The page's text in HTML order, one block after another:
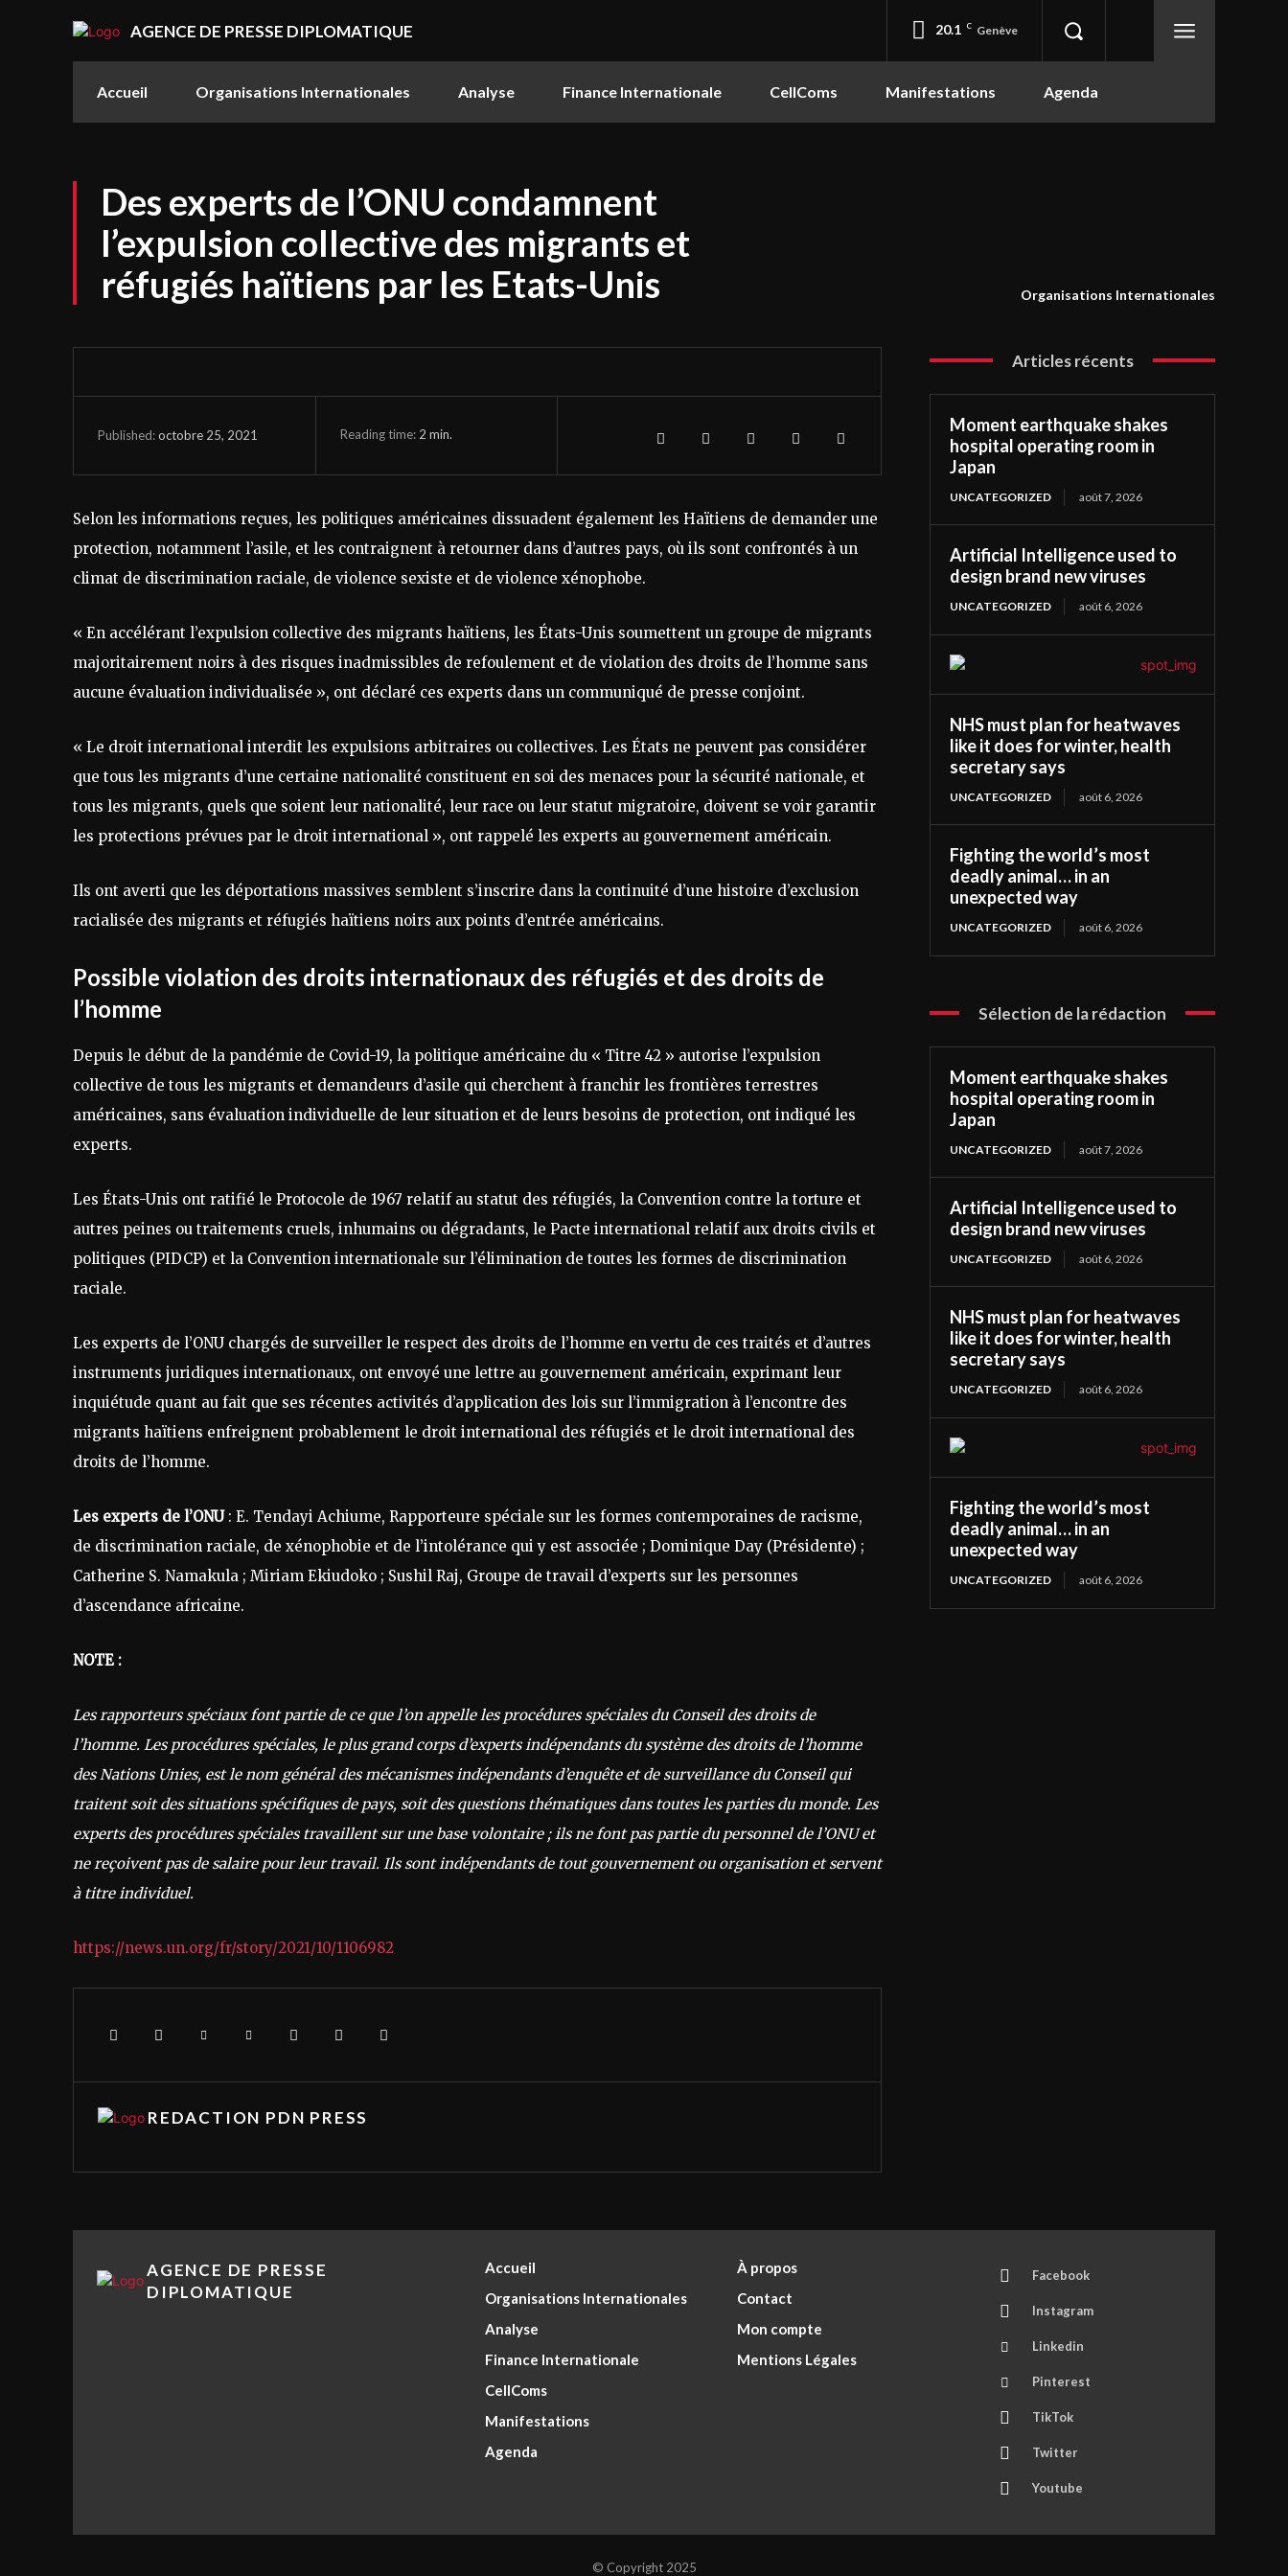
AGENCE DE PRESSE DIPLOMATIQUE 20.1 C Genève
Accueil Organisations Internationales Analyse Finance Internationale CellComs Manifestations Agenda
Des experts de l’ONU condamnent
l’expulsion collective des migrants et
réfugiés haïtiens par les Etats-Unis
Organisations Internationales
Published:octobre 25, 2021 Reading time: 2 min.
Selon les informations reçues, les politiques américaines dissuadent également les Haïtiens de demander une
protection, notamment l’asile, et les contraignent à retourner dans d’autres pays, où ils sont confrontés à un
climat de discrimination raciale, de violence sexiste et de violence xénophobe.
« En accélérant l’expulsion collective des migrants haïtiens, les États-Unis soumettent un groupe de migrants
majoritairement noirs à des risques inadmissibles de refoulement et de violation des droits de l’homme sans
aucune évaluation individualisée », ont déclaré ces experts dans un communiqué de presse conjoint.
« Le droit international interdit les expulsions arbitraires ou collectives. Les États ne peuvent pas considérer
que tous les migrants d’une certaine nationalité constituent en soi des menaces pour la sécurité nationale, et
tous les migrants, quels que soient leur nationalité, leur race ou leur statut migratoire, doivent se voir garantir
les protections prévues par le droit international », ont rappelé les experts au gouvernement américain.
Ils ont averti que les déportations massives semblent s’inscrire dans la continuité d’une histoire d’exclusion
racialisée des migrants et réfugiés haïtiens noirs aux points d’entrée américains.
Possible violation des droits internationaux des réfugiés et des droits de
l’homme
Depuis le début de la pandémie de Covid-19, la politique américaine du « Titre 42 » autorise l’expulsion
collective de tous les migrants et demandeurs d’asile qui cherchent à franchir les frontières terrestres
américaines, sans évaluation individuelle de leur situation et de leurs besoins de protection, ont indiqué les
experts.
Les États-Unis ont ratifié le Protocole de 1967 relatif au statut des réfugiés, la Convention contre la torture et
autres peines ou traitements cruels, inhumains ou dégradants, le Pacte international relatif aux droits civils et
politiques (PIDCP) et la Convention internationale sur l’élimination de toutes les formes de discrimination
raciale.
Les experts de l’ONU chargés de surveiller le respect des droits de l’homme en vertu de ces traités et d’autres
instruments juridiques internationaux, ont envoyé une lettre au gouvernement américain, exprimant leur
inquiétude quant au fait que ses récentes activités d’application des lois sur l’immigration à l’encontre des
migrants haïtiens enfreignent probablement le droit international des réfugiés et le droit international des
droits de l’homme.
Les experts de l’ONU : E. Tendayi Achiume, Rapporteure spéciale sur les formes contemporaines de racisme,
de discrimination raciale, de xénophobie et de l’intolérance qui y est associée ; Dominique Day (Présidente) ;
Catherine S. Namakula ; Miriam Ekiudoko ; Sushil Raj, Groupe de travail d’experts sur les personnes
d’ascendance africaine.
NOTE :
Les rapporteurs spéciaux font partie de ce que l’on appelle les procédures spéciales du Conseil des droits de
l’homme. Les procédures spéciales, le plus grand corps d’experts indépendants du système des droits de l’homme
des Nations Unies, est le nom général des mécanismes indépendants d’enquête et de surveillance du Conseil qui
traitent soit des situations spécifiques de pays, soit des questions thématiques dans toutes les parties du monde. Les
experts des procédures spéciales travaillent sur une base volontaire ; ils ne font pas partie du personnel de l’ONU et
ne reçoivent pas de salaire pour leur travail. Ils sont indépendants de tout gouvernement ou organisation et servent
à titre individuel.
https://news.un.org/fr/story/2021/10/1106982
REDACTION PDN PRESS
Articles récents
Moment earthquake shakes
hospital operating room in
Japan
UNCATEGORIZED août 7, 2026
Artificial Intelligence used to
design brand new viruses
UNCATEGORIZED août 6, 2026
NHS must plan for heatwaves
like it does for winter, health
secretary says
UNCATEGORIZED août 6, 2026
Fighting the world’s most
deadly animal… in an
unexpected way
UNCATEGORIZED août 6, 2026
Sélection de la rédaction
Moment earthquake shakes
hospital operating room in
Japan
UNCATEGORIZED août 7, 2026
Artificial Intelligence used to
design brand new viruses
UNCATEGORIZED août 6, 2026
NHS must plan for heatwaves
like it does for winter, health
secretary says
UNCATEGORIZED août 6, 2026
Fighting the world’s most
deadly animal… in an
unexpected way
UNCATEGORIZED août 6, 2026
AGENCE DE PRESSE
DIPLOMATIQUE
Accueil
Organisations Internationales
Analyse
Finance Internationale
CellComs
Manifestations
Agenda
À propos
Contact
Mon compte
Mentions Légales
Facebook
Instagram
Linkedin
Pinterest
TikTok
Twitter
Youtube
© Copyright 2025